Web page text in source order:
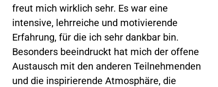
freut mich wirklich sehr. Es war eine
intensive, lehrreiche und motivierende
Erfahrung, für die ich sehr dankbar bin.
Besonders beeindruckt hat mich der offene
Austausch mit den anderen Teilnehmenden
und die inspirierende Atmosphäre, die